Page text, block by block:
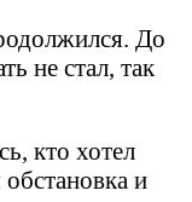
До
не стал, так
кто хотел
и